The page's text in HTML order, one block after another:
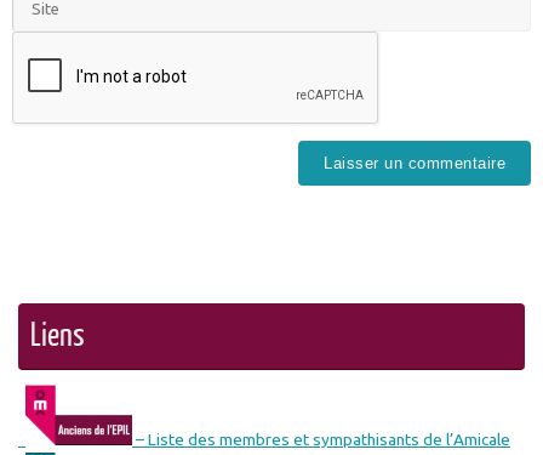
Liens
– Liste des membres et sympathisants de l’Amicale